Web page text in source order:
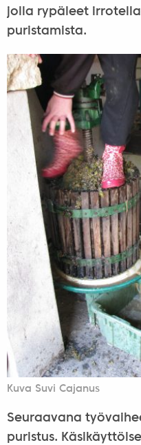
jolla rypäleet
puristamista.
Kuva Suvi Cajanus
Seuraavana
puristus.